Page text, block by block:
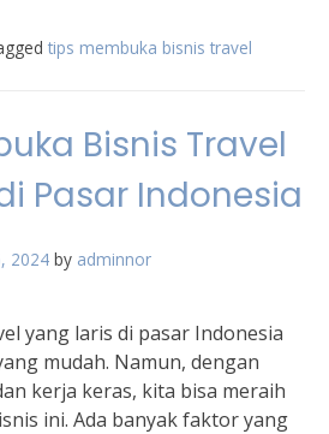
tips membuka bisnis travel
Bisnis Travel
Pasar Indonesia
2024 by adminnor
yang laris di pasar Indonesia
mudah. Namun, dengan
kerja keras, kita bisa meraih
ini. Ada banyak faktor yang